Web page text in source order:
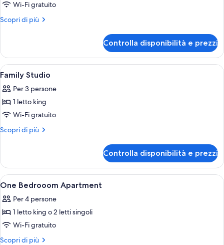
da
Wi-Fi gratuito
Scopri di più
Altri
1
camera
da
Controlla disponibilità e prezzi
Apri
tutte
le
foto
per
Family
Biancheria da letto ipoallergenica,
29
Family Studio
Per 3 persone
1 letto king
Wi-Fi gratuito
Scopri di più
Altri
Studio
Controlla disponibilità e prezzi
Apri
tutte
le
foto
per
One
Biancheria da letto ipoallergenica,
6
One Bedrooom Apartment
Per 4 persone
1 letto king o 2 letti singoli
Wi-Fi gratuito
Scopri di più
Altri